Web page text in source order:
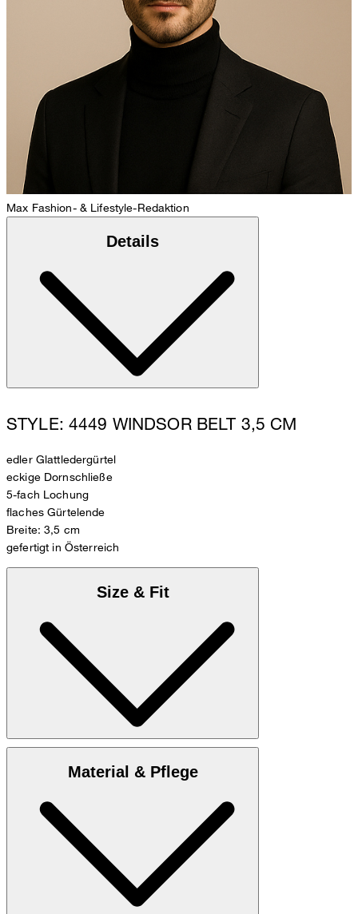
Max Fashion- & Lifestyle-Redaktion
Details
STYLE: 4449 WINDSOR BELT 3,5 CM
edler Glattledergürtel
eckige Dornschließe
5-fach Lochung
flaches Gürtelende
Breite: 3,5 cm
gefertigt in Österreich
Size & Fit
Material & Pflege